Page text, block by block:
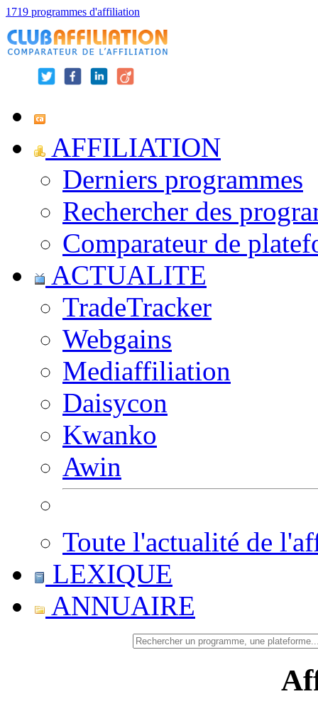
1719 programmes d'affiliation
AFFILIATION
Derniers programmes
Rechercher des
Comparateur de
ACTUALITE
TradeTracker
Webgains
Mediaffiliation
Daisycon
Kwanko
Awin
Toute l'actualité de
LEXIQUE
ANNUAIRE